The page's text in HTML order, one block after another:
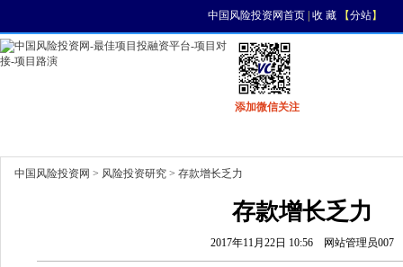
中国风险投资网首页| 收 藏【分站】
添加微信关注
中国风险投资网 > 风险投资研究 > 存款增长乏力
存款增长乏力
2017年11月22日 10:56 网站管理员007